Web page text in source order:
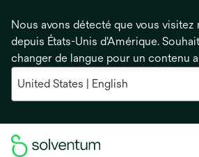
Nous avons détecté que vous visitez
depuis États-Unis d'Amérique.
changer de langue pour un contenu